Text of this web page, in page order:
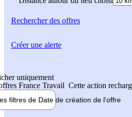
Rechercherdes offres
uniquement
France Travail Cette action
filtres de Date de création de l'offre
Créer une alerte